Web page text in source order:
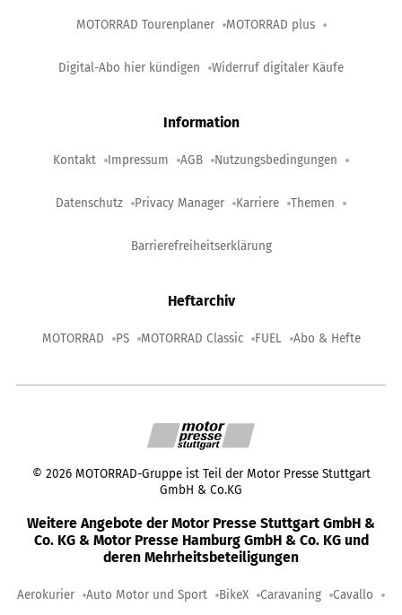
MOTORRAD Tourenplaner MOTORRAD plus
Digital-Abo hier kündigen Widerruf digitaler Käufe
Information
Kontakt Impressum AGB Nutzungsbedingungen
Datenschutz Privacy Manager Karriere Themen
Barrierefreiheitserklärung
Heftarchiv
MOTORRAD PS MOTORRAD Classic FUEL Abo & Hefte
© 2026 MOTORRAD-Gruppe ist Teil der Motor Presse Stuttgart
GmbH & Co.KG
Weitere Angebote der Motor Presse Stuttgart GmbH &
Co. KG & Motor Presse Hamburg GmbH & Co. KG und
deren Mehrheitsbeteiligungen
Aerokurier Auto Motor und Sport BikeX Caravaning Cavallo